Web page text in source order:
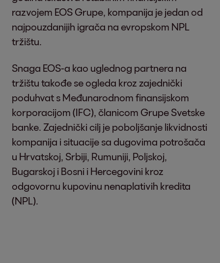
razvojem EOS Grupe, kompanija je jedan od
najpouzdanijih igrača na evropskom NPL
tržištu.
Snaga EOS-a kao uglednog partnera na
tržištu takođe se ogleda kroz zajednički
poduhvat s Međunarodnom finansijskom
korporacijom (IFC), članicom Grupe Svetske
banke. Zajednički cilj je poboljšanje likvidnosti
kompanija i situacije sa dugovima potrošača
u Hrvatskoj, Srbiji, Rumuniji, Poljskoj,
Bugarskoj i Bosni i Hercegovini kroz
odgovornu kupovinu nenaplativih kredita
(NPL).